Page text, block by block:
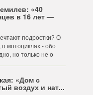
«40
в 16 лет —
подростки? О
о мотоциклах - обо
но только не о
«Дом с
воздух и нат...